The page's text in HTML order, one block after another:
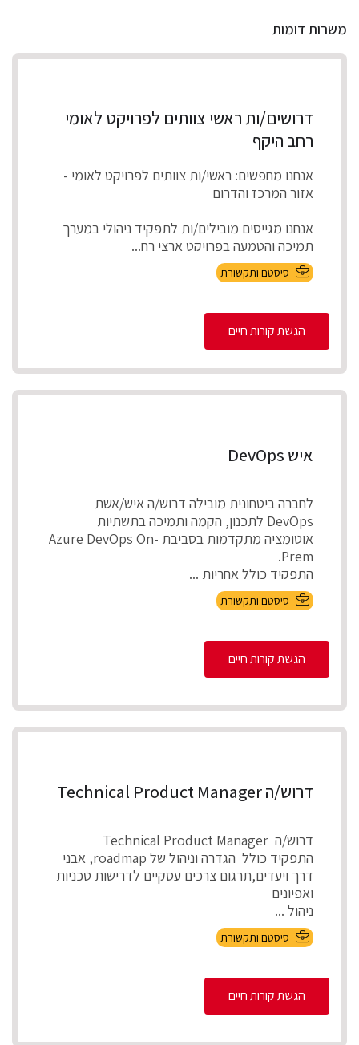
משרות דומות
דרושים/ות ראשי צוותים לפרויקט לאומי
רחב היקף
אנחנו מחפשים: ראשי/ות צוותים לפרויקט לאומי -
אזור המרכז והדרום
אנחנו מגייסים מובילים/ות לתפקיד ניהולי במערך
תמיכה והטמעה בפרויקט ארצי רח...
סיסטם ותקשורת
הגשת קורות חיים
איש DevOps
לחברה ביטחונית מובילה דרוש/ה איש/אשת
DevOps לתכנון, הקמה ותמיכה בתשתיות
אוטומציה מתקדמות בסביבת Azure DevOps On-
Prem.
התפקיד כולל אחריות ...
סיסטם ותקשורת
הגשת קורות חיים
דרוש/ה Technical Product Manager
דרוש/ה Technical Product Manager
התפקיד כולל הגדרה וניהול של roadmap, אבני
דרך ויעדים,תרגום צרכים עסקיים לדרישות טכניות
ואפיונים
ניהול ...
סיסטם ותקשורת
הגשת קורות חיים